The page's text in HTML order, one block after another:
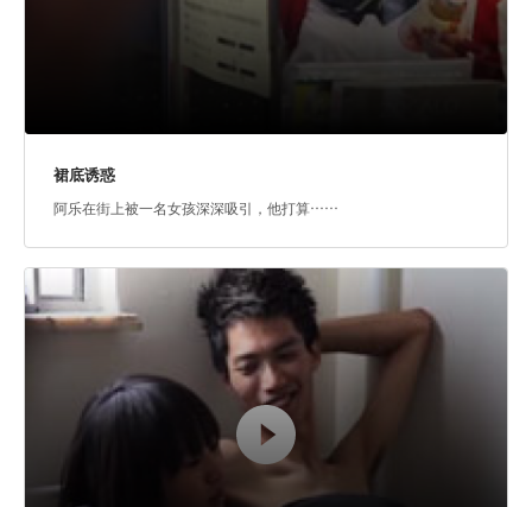
裙底诱惑
阿乐在街上被一名女孩深深吸引，他打算……